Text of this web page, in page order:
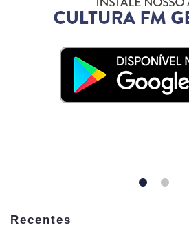
Recentes